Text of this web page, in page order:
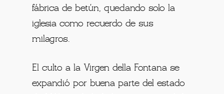
fábrica de betún, quedando solo la
iglesia como recuerdo de sus
milagros.
El culto a la Virgen della Fontana se
expandió por buena parte del estado